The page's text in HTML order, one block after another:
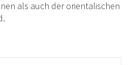
als auch der orientalischen